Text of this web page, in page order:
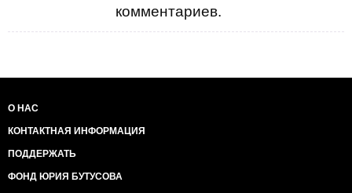
комментариев.
О НАС
КОНТАКТНАЯ ИНФОРМАЦИЯ
ПОДДЕРЖАТЬ
ФОНД ЮРИЯ БУТУСОВА